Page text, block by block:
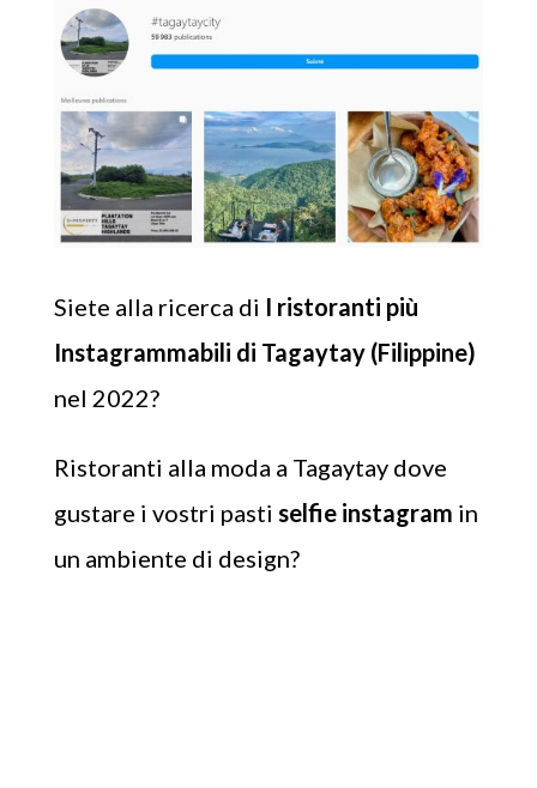
Siete alla ricerca di I ristoranti più
Instagrammabili di Tagaytay (Filippine)
nel 2022?
Ristoranti alla moda a Tagaytay dove
gustare i vostri pasti selfie instagram in
un ambiente di design?